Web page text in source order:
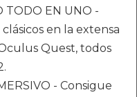
TODO EN UNO -
en la extensa
Quest, todos
- Consigue